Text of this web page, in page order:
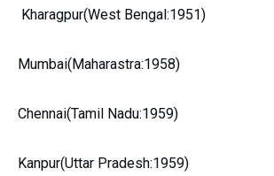
Kharagpur(West Bengal:1951)
Mumbai(Maharastra:1958)
Chennai(Tamil Nadu:1959)
Kanpur(Uttar Pradesh:1959)